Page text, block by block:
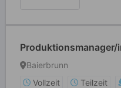
Baierbrunn
Vollzeit
Teilzeit